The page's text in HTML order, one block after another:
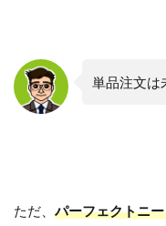
単品注文は
ただ、 パーフェクトニ